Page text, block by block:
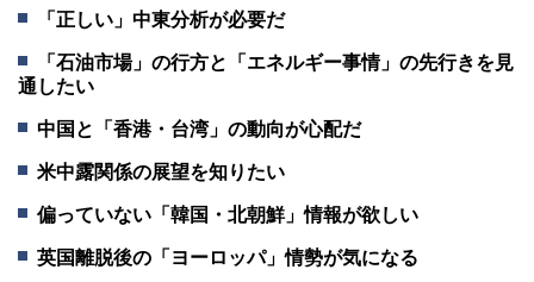
「正しい」中東分析が必要だ
「石油市場」の行方と「エネルギー事情」の先行きを見
通したい
中国と「香港・台湾」の動向が心配だ
米中露関係の展望を知りたい
偏っていない「韓国・北朝鮮」情報が欲しい
英国離脱後の「ヨーロッパ」情勢が気になる